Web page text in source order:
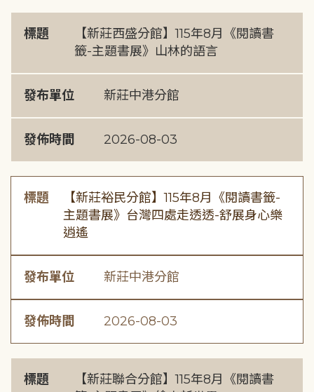
標題
【新莊西盛分館】115年8月《閱讀書
籤-主題書展》山林的語言
發布單位 新莊中港分館
發佈時間 2026-08-03
標題
【新莊裕民分館】115年8月《閱讀書籤-
主題書展》台灣四處走透透-舒展身心樂
逍遙
發布單位 新莊中港分館
發佈時間 2026-08-03
標題
【新莊聯合分館】115年8月《閱讀書